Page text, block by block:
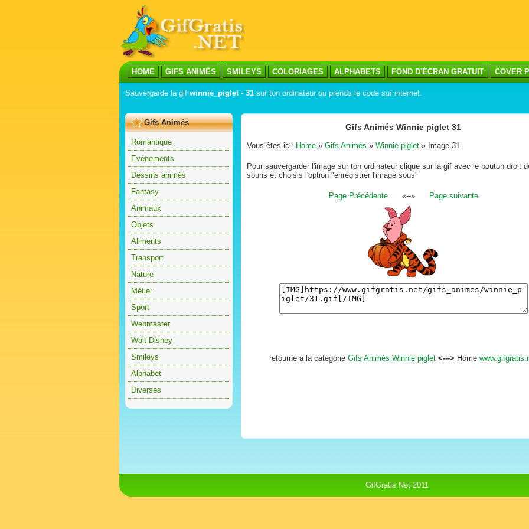
HOME GIFS ANIMÉS SMILEYS COLORIAGES ALPHABETS FOND D'ÉCRAN GRATUIT COVER
Sauvergarde la gif winnie_piglet - 31 sur ton ordinateur ou prends le code sur internet.
Gifs Animés
Romantique
Evénements
Dessins animés
Fantasy
Animaux
Objets
Aliments
Transport
Nature
Métier
Sport
Webmaster
Walt Disney
Smileys
Alphabet
Diverses
Gifs Animés Winnie piglet 31
Vous êtes ici: Home » Gifs Animés » Winnie piglet » Image 31
Pour sauvergarder l'image sur ton ordinateur clique sur la gif avec le bouton droit
souris et choisis l'option "enregistrer l'image sous"
Page Précédente«--» Page suivante
retourne a la categorie Gifs Animés Winnie piglet <---> Home
GifGratis.Net 2011